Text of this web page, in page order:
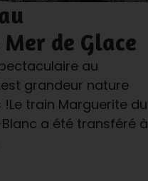
de Glace
au
grandeur nature
train Marguerite du
a été transféré à